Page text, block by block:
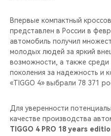
Впервые компактный
представлен в России в
автомобиль получил
молодых людей за яркий
возможности, а также
поколения за надежность и
«TIGGO 4» выбрали 78 371
Для уверенности
качестве производства
TIGGO 4 PRO 18 years